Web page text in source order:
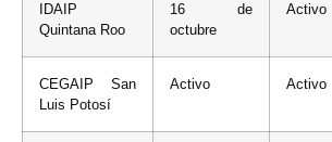
IDAIP
Quintana Roo
16 de
octubre
Activo
CEGAIP San
Luis Potosí
Activo Activo